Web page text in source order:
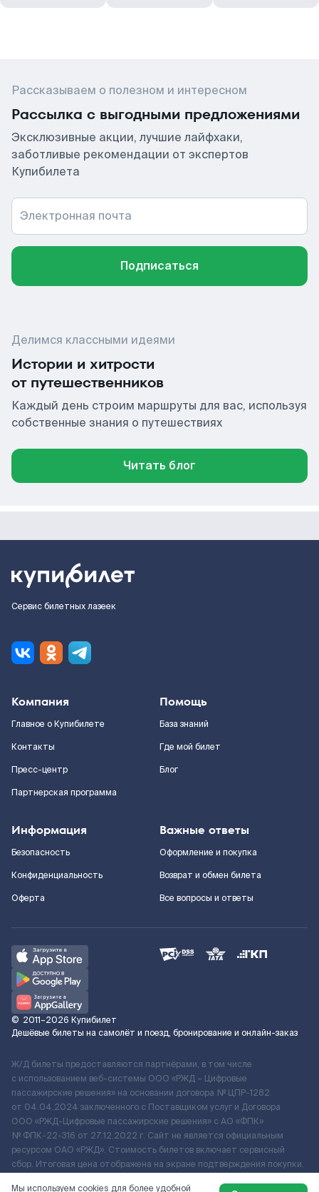
Рассказываем о полезном и интересном
Рассылка с выгодными предложениями
Эксклюзивные акции, лучшие лайфхаки,
заботливые рекомендации от экспертов
Купибилета
Электронная почта
Подписаться
Делимся классными идеями
Истории и хитрости
от путешественников
Каждый день строим маршруты для вас, используя
собственные знания о путешествиях
Читать блог
Сервис билетных лазеек
Компания
Главное о Купибилете
Контакты
Пресс-центр
Партнерская программа
Помощь
База знаний
Где мой билет
Блог
Информация
Безопасность
Конфиденциальность
Оферта
Важные ответы
Оформление и покупка
Возврат и обмен билета
Все вопросы и ответы
© 2011–2026 Купибилет
Дешёвые билеты на самолёт и поезд, бронирование и онлайн-заказ
Ж/Д билеты предоставляются партнёрами, в том числе
с использованием веб-системы ООО «РЖД – Цифровые
пассажирские решения» на основании договора № ЦПР-1282
от 04.04.2024 заключенного с Поставщиком услуг и Договора
ООО «РЖД-Цифровые пассажирские решения» c АО «ФПК»
№ ФПК-22-316 от 27.12.2022 г. Сайт не является официальным
ресурсом ОАО «РЖД». Стоимость билетов включает сервисный
сбор. Итоговая цена отображена на экране подтверждения покупки.
Мы используем cookies для более удобной